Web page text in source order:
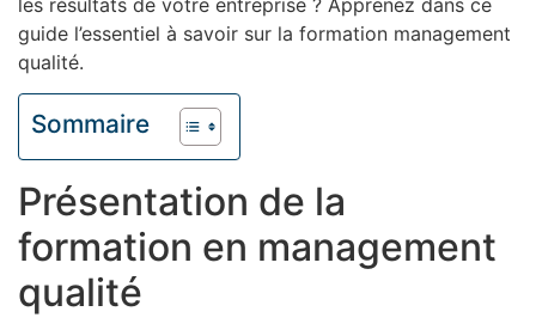
guide l’essentiel à savoir sur la formation management
qualité.
Sommaire
Présentation de la
formation en management
qualité